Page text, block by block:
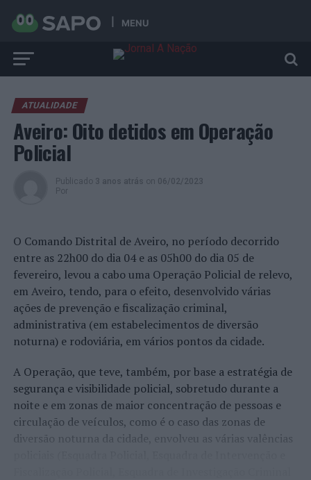
MENU
ATUALIDADE
Aveiro: Oito detidos em Operação
Policial
Publicado 3 anos atrás on 06/02/2023
Por
O Comando Distrital de Aveiro, no período decorrido
entre as 22h00 do dia 04 e as 05h00 do dia 05 de
fevereiro, levou a cabo uma Operação Policial de relevo,
em Aveiro, tendo, para o efeito, desenvolvido várias
ações de prevenção e fiscalização criminal,
administrativa (em estabelecimentos de diversão
noturna) e rodoviária, em vários pontos da cidade.
A Operação, que teve, também, por base a estratégia de
segurança e visibilidade policial, sobretudo durante a
noite e em zonas de maior concentração de pessoas e
circulação de veículos, como é o caso das zonas de
diversão noturna da cidade, envolveu as várias valências